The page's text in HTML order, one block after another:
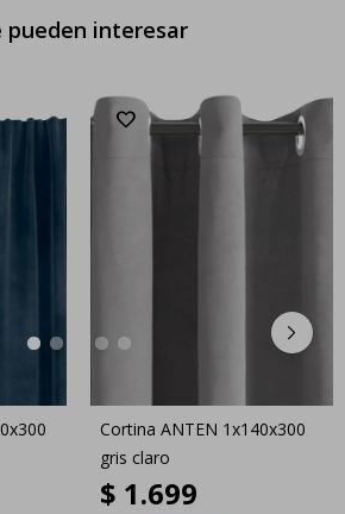
pueden interesar
Cortina ANTEN 1x140x300
gris claro
$ 1.699